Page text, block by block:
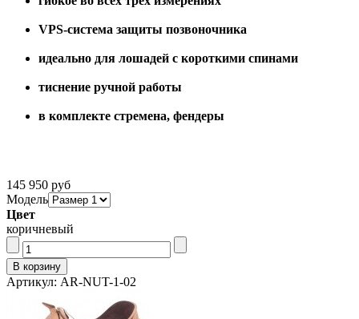
VPS-система защиты позвоночника
идеально для лошадей с короткими спинами
тиснение ручной работы
в комплекте стремена, фендеры
145 950 руб
Модель
Цвет
коричневый
Артикул: AR-NUT-1-02